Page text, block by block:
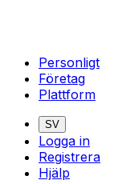
Personligt
Företag
Plattform
SV
Logga in
Registrera
Hjälp